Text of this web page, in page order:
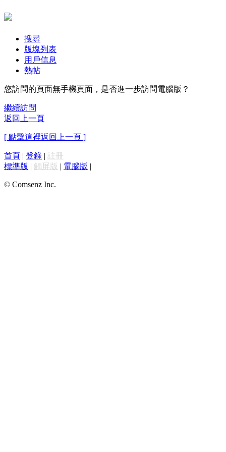
搜尋
版塊列表
用戶信息
熱帖
您訪問的頁面無手機頁面，是否進一步訪問電腦版？
繼續訪問
返回上一頁
[ 點擊這裡返回上一頁 ]
首頁 | 登錄 | 註冊
標準版 | 觸屏版 | 電腦版 |
© Comsenz Inc.